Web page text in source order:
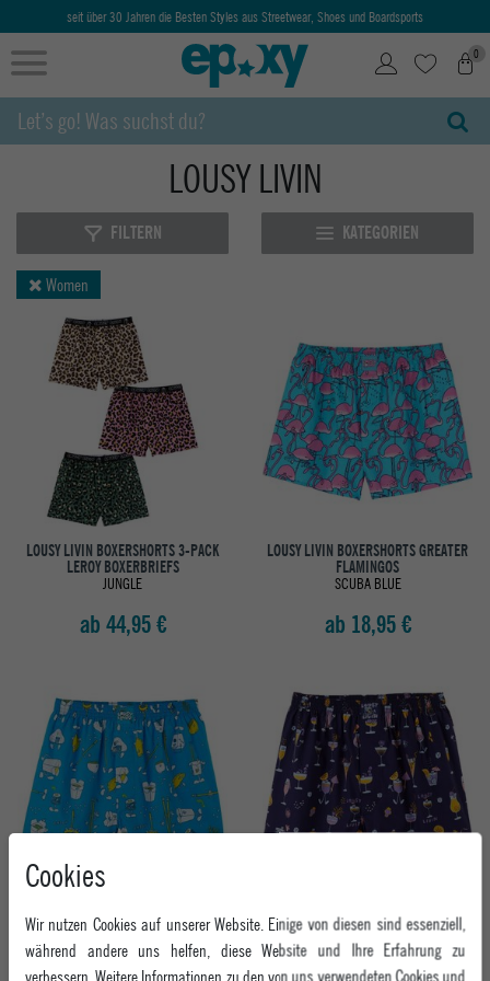
seit über 30 Jahren die Besten Styles aus Streetwear, Shoes und Boardsports
0
LOUSY LIVIN
FILTERN KATEGORIEN
Women
LOUSY LIVIN BOXERSHORTS 3-PACK
LEROY BOXERBRIEFS
JUNGLE
ab 44,95 €
LOUSY LIVIN BOXERSHORTS GREATER
FLAMINGOS
SCUBA BLUE
ab 18,95 €
LUNCHBOX
BLUE
COCKTAILS
NAVY
Cookies
Wir nutzen Cookies auf unserer Website. Einige von diesen sind essenziell,
während andere uns helfen, diese Website und Ihre Erfahrung zu
verbessern. Weitere Informationen zu den von uns verwendeten Cookies und